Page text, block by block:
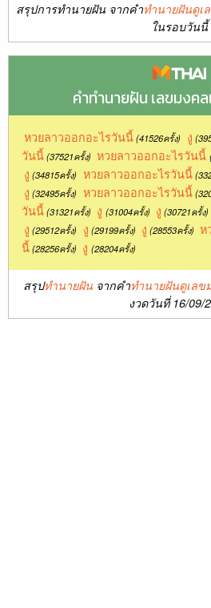
สรุปการทำนายฝัน จากคำทำนายฝันดูเ
ในรอบวันนี้
คำทำนายฝัน เลขมงค
หวยลาวออกอะไรวันนี้ (41526ครั้ง) งู
วันนี้(37521ครั้ง) หวยลาวออกอะไรวันนี้
งู (34815ครั้ง) หวยลาวออกอะไรวันนี้
งู (32495ครั้ง) หวยลาวออกอะไรวันนี้
วันนี้(31321ครั้ง) งู (31004ครั้ง) งู (30721ครั้ง)
งู (29512ครั้ง) งู (29199ครั้ง) งู (28553ครั้ง) ห
นี้(28256ครั้ง) งู (28204ครั้ง)
สรุปทำนายฝัน จากคำทำนายฝันดูเลข
งวดวันที่ 16/09/